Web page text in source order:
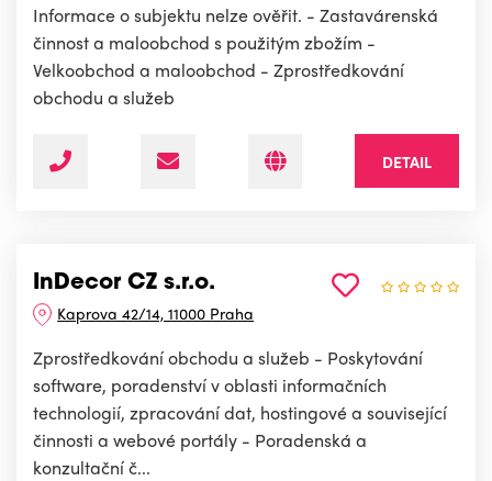
Informace o subjektu nelze ověřit. - Zastavárenská
činnost a maloobchod s použitým zbožím -
Velkoobchod a maloobchod - Zprostředkování
obchodu a služeb
DETAIL
InDecor CZ s.r.o.
Kaprova 42/14, 11000 Praha
Zprostředkování obchodu a služeb - Poskytování
software, poradenství v oblasti informačních
technologií, zpracování dat, hostingové a související
činnosti a webové portály - Poradenská a
konzultační č...